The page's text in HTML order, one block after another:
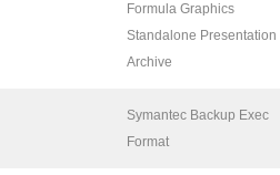
Formula Graphics
Standalone Presentation
Archive
Symantec Backup Exec
Format